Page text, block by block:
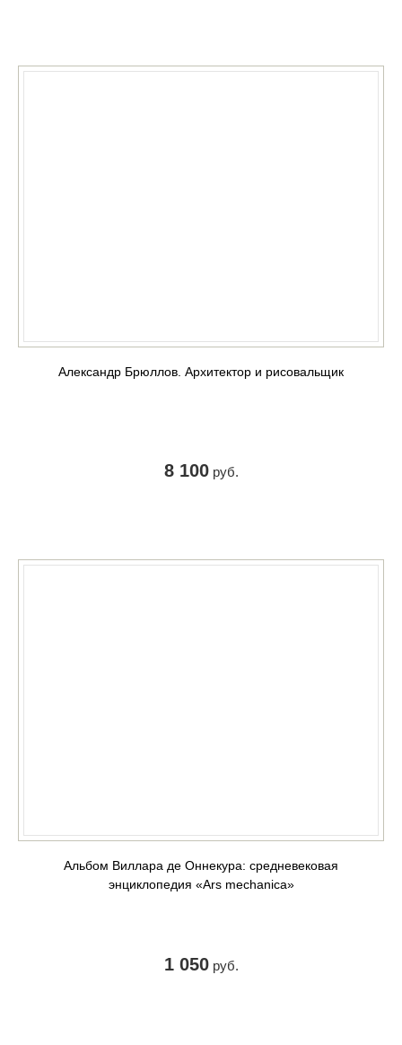
Александр Брюллов. Архитектор и рисовальщик
8 100руб.
Альбом Виллара де Оннекура: средневековая
энциклопедия «Ars mechanica»
1 050руб.